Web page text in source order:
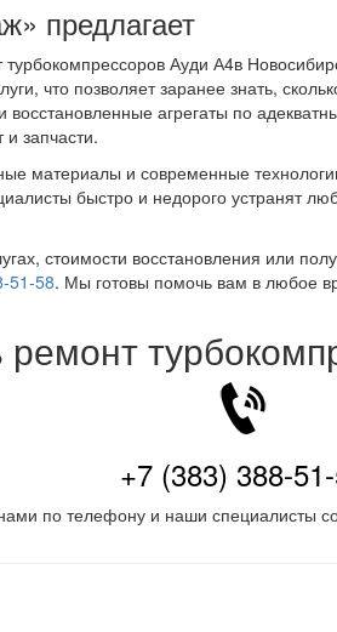
предлагает
Ауди А4в
что позволяет заранее знать,
восстановленные агрегаты по
запчасти.
материалы и современные
быстро и недорого устранят
стоимости восстановления или
51-58. Мы готовы помочь вам в любое
ремонт
+7 (383) 388-
по телефону и наши специалисты